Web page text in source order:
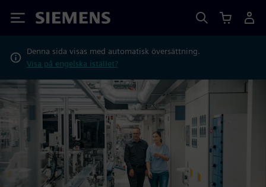
Siemens
Denna sida visas med automatisk översättning.
Visa på engelska istället?